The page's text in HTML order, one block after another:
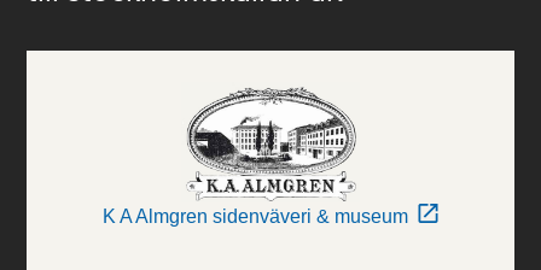
K A Almgren sidenväveri & museum